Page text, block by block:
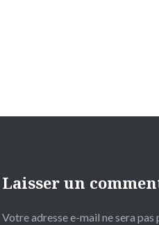
Laisser un
Votre adresse e-mail ne sera pas